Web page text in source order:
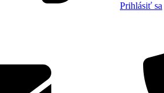
Prihlásiť sa